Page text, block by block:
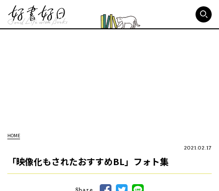
HOME
2021.02.17
「映像化もされたおすすめBL」フォト集